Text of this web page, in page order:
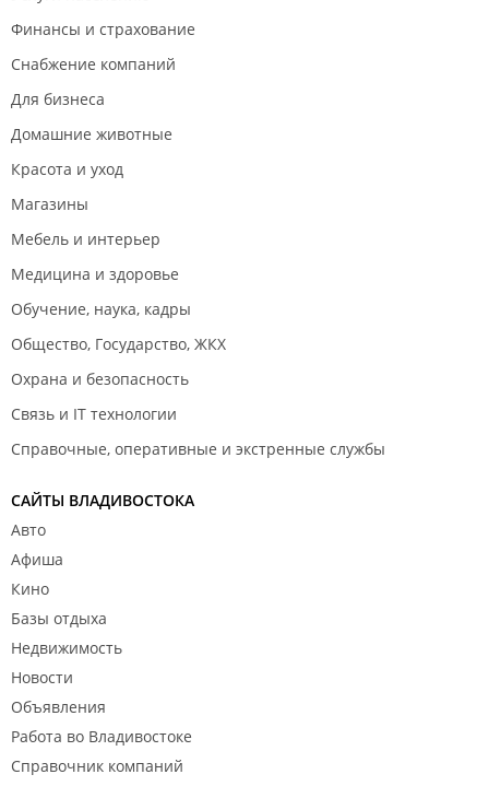
Финансы и страхование
Снабжение компаний
Для бизнеса
Домашние животные
Красота и уход
Магазины
Мебель и интерьер
Медицина и здоровье
Обучение, наука, кадры
Общество, Государство, ЖКХ
Охрана и безопасность
Связь и IT технологии
Справочные, оперативные и экстренные службы
САЙТЫ ВЛАДИВОСТОКА
Авто
Афиша
Кино
Базы отдыха
Недвижимость
Новости
Объявления
Работа во Владивостоке
Справочник компаний